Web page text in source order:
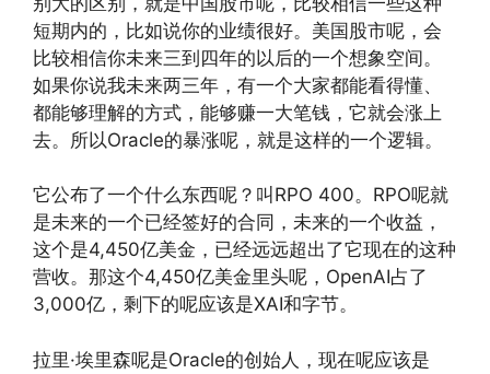
短期内的，比如说你的业绩很好。美国股市呢，会
比较相信你未来三到四年的以后的一个想象空间。
如果你说我未来两三年，有一个大家都能看得懂、
都能够理解的方式，能够赚一大笔钱，它就会涨上
去。所以Oracle的暴涨呢，就是这样的一个逻辑。
它公布了一个什么东西呢？叫RPO 400。RPO呢就
是未来的一个已经签好的合同，未来的一个收益，
这个是4,450亿美金，已经远远超出了它现在的这种
营收。那这个4,450亿美金里头呢，OpenAI占了
3,000亿，剩下的呢应该是XAI和字节。
拉里·埃里森呢是Oracle的创始人，现在呢应该是